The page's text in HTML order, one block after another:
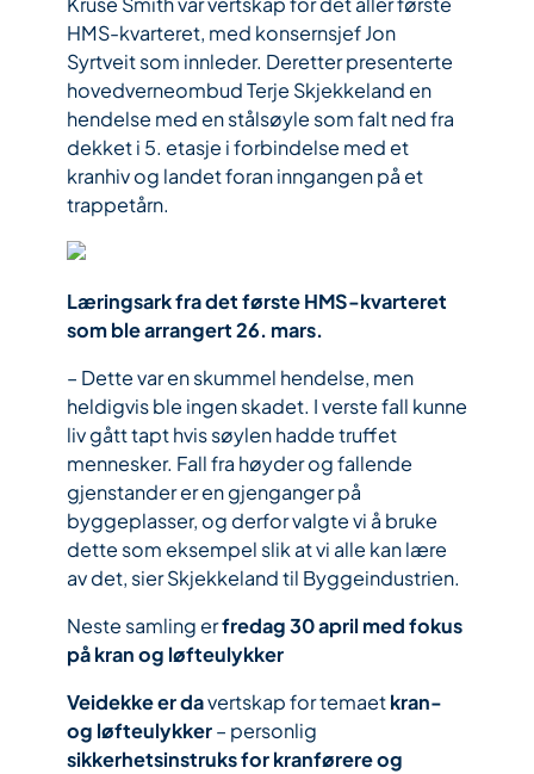
HMS-kvarteret, med konsernsjef Jon
Syrtveit som innleder. Deretter presenterte
hovedverneombud Terje Skjekkeland en
hendelse med en stålsøyle som falt ned fra
dekket i 5. etasje i forbindelse med et
kranhiv og landet foran inngangen på et
trappetårn.
Læringsark fra det første HMS-kvarteret
som ble arrangert 26. mars.
– Dette var en skummel hendelse, men
heldigvis ble ingen skadet. I verste fall kunne
liv gått tapt hvis søylen hadde truffet
mennesker. Fall fra høyder og fallende
gjenstander er en gjenganger på
byggeplasser, og derfor valgte vi å bruke
dette som eksempel slik at vi alle kan lære
av det, sier Skjekkeland til Byggeindustrien.
Neste samling erfredag 30 april med fokus
på kran og løfteulykker
Veidekke er davertskap for temaetkran-
og løfteulykker– personlig
sikkerhetsinstruks for kranførere og